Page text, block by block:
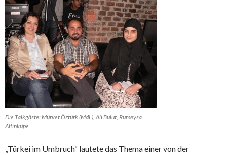
Die Talkgäste: Mürvet Öztürk (MdL), Ali Bulut, Rumeysa
Altinküpe
„Türkei im Umbruch“ lautete das Thema einer von der